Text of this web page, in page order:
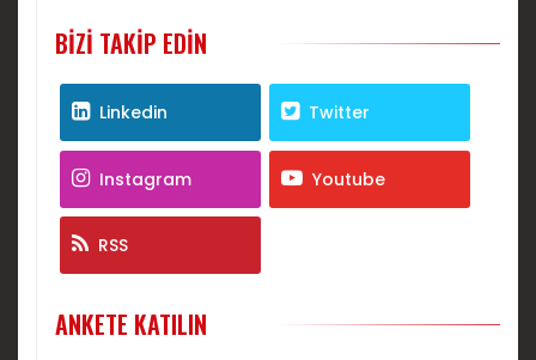
BIZI TAKIP EDIN
Linkedin Twitter
Instagram Youtube
RSS
ANKETE KATILIN